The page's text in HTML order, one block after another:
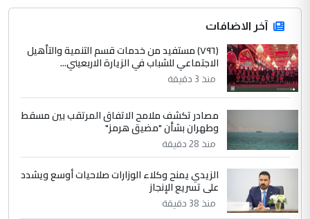
جنسية الرافد الثالث للعراق ومن اصول عريقة
ابا فرات ...
الموضوع :
الجواهري يرد على صدام حسين سل
مضجعيك يابن الزنا (نص كامل)
4
التعليق : واحد من عصابة علي ماما يسقط
جنسية الرافد الثالث للعراق ومن اصول عريقة
ابا فرات ...
الموضوع :
الجواهري يرد على صدام حسين سل
مضجعيك يابن الزنا (نص كامل)
آخر الاضافات
(٧٩٦) مستفيد من خدمات قسم التنمية والتأهيل
الاجتماعي للشباب في الزيارة الاربعيني...
منذ 3 دقيقة
مصادر تكشف ملامح الاتفاق المرتقب بين مسقط
وطهران بشأن "مضيق هرمز"
منذ 28 دقيقة
الزيدي يمنح وكلاء الوزارات صلاحيات أوسع ويشدد
على تسريع الإنجاز
منذ 38 دقيقة